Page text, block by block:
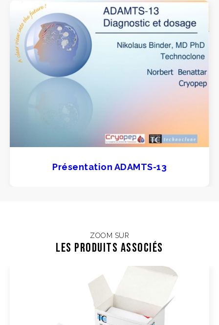
Présentation ADAMTS-13
ZOOM SUR
Les Produits associés